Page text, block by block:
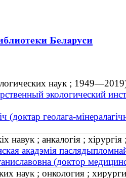
наук ;
экологический
(доктар геолага-
навук ; анкалогія ;
акадэмія
(доктор
наук ; онкология ;